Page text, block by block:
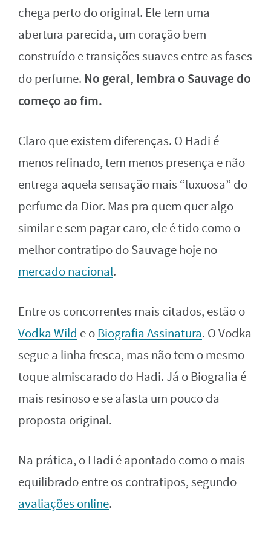
chega perto do original. Ele tem uma
abertura parecida, um coração bem
construído e transições suaves entre as fases
do perfume. No geral, lembra o Sauvage do
começo ao fim.
Claro que existem diferenças. O Hadi é
menos refinado, tem menos presença e não
entrega aquela sensação mais “luxuosa” do
perfume da Dior. Mas pra quem quer algo
similar e sem pagar caro, ele é tido como o
melhor contratipo do Sauvage hoje no
mercado nacional.
Entre os concorrentes mais citados, estão o
Vodka Wild e oBiografia Assinatura. O Vodka
segue a linha fresca, mas não tem o mesmo
toque almiscarado do Hadi. Já o Biografia é
mais resinoso e se afasta um pouco da
proposta original.
Na prática, o Hadi é apontado como o mais
equilibrado entre os contratipos, segundo
avaliações online.